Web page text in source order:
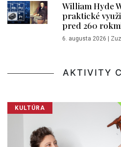
William Hyde
praktické
pred 260
6. augusta 2026
AKTIVITY
KULTÚRA